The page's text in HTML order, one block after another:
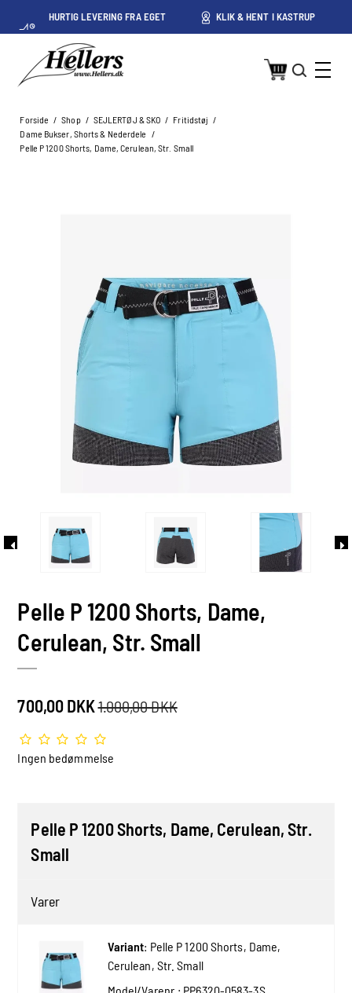
HURTIG LEVERING FRA EGET
LAGER I KASTRUP
KLIK & HENT I KASTRUP
Forside / Shop / SEJLERTØJ & SKO / Fritidstøj /
Dame Bukser, Shorts & Nederdele /
Pelle P 1200 Shorts, Dame, Cerulean, Str. Small
Pelle P 1200 Shorts, Dame,
Cerulean, Str. Small
700,00 DKK1.000,00 DKK
Ingen bedømmelse
Pelle P 1200 Shorts, Dame, Cerulean, Str.
Small
Varer
Variant: Pelle P 1200 Shorts, Dame,
Cerulean, Str. Small